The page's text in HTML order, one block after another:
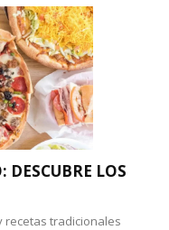
DESCUBRE LOS
recetas tradicionales